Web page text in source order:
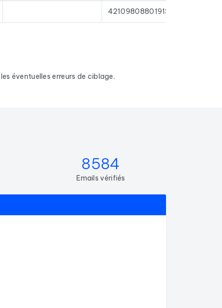
42109808801913
éventuelles erreurs de ciblage.
8584
Emails vérifiés